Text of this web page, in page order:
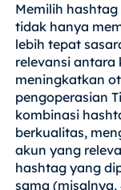
Memilih
tidak hanya
lebih tepat
relevansi antara
meningkatkan
pengoperasian
kombinasi
berkualitas,
akun yang
hashtag yang
sama